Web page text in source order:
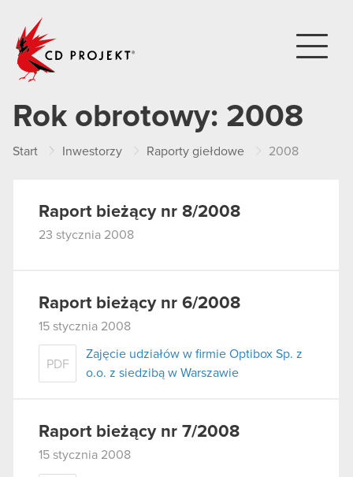
Rok obrotowy: 2008
Start Inwestorzy Raporty giełdowe 2008
Raport bieżący nr 8/2008
23 stycznia 2008
Raport bieżący nr 6/2008
15 stycznia 2008
PDF
Zajęcie udziałów w firmie Optibox Sp. z
o.o. z siedzibą w Warszawie
Raport bieżący nr 7/2008
15 stycznia 2008